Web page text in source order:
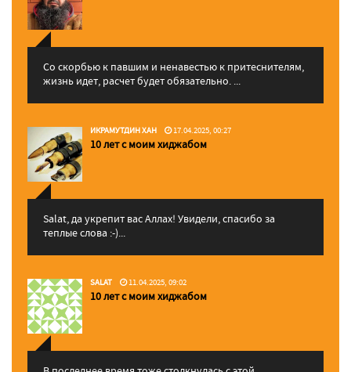
Со скорбью к павшим и ненавестью к притеснителям,
жизнь идет, расчет будет обязательно. ...
ИКРАМУТДИН ХАН 17.04.2025, 00:27
10 лет с моим хиджабом
Salat, да укрепит вас Аллаx! Увидели, спасибо за
теплые слова :-)...
SALAT 11.04.2025, 09:02
10 лет с моим хиджабом